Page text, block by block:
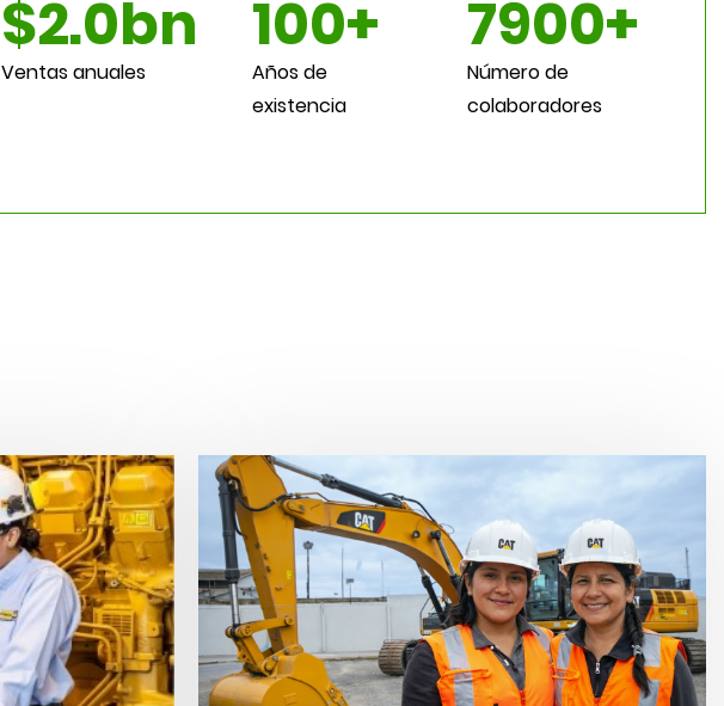
$2.0bn
Ventas anuales
100+
Años de
existencia
7900+
Número de
colaboradores